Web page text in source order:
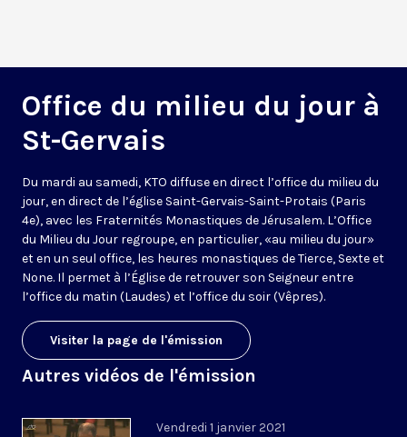
Office du milieu du jour à
St-Gervais
Du mardi au samedi, KTO diffuse en direct l’office du milieu du
jour, en direct de l’église Saint-Gervais-Saint-Protais (Paris
4e), avec les Fraternités Monastiques de Jérusalem. L’Office
du Milieu du Jour regroupe, en particulier, «au milieu du jour»
et en un seul office, les heures monastiques de Tierce, Sexte et
None. Il permet à l’Église de retrouver son Seigneur entre
l’office du matin (Laudes) et l’office du soir (Vêpres).
Visiter la page de l'émission
Autres vidéos de l'émission
Vendredi 1 janvier 2021